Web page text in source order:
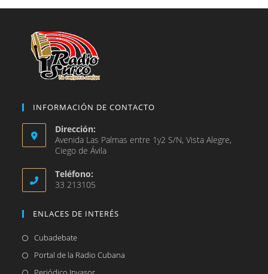
nueva
INFORMACIÓN DE CONTACTO
Dirección:
Avenida Las Palmas entre 1y2 S/N, Vista Alegre,
Ciego de Ávila
Teléfono:
33 213105
ENLACES DE INTERÉS
CubadebateSe
abre
Portal de la Radio Cubana
Se